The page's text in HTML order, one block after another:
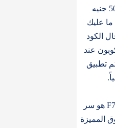
بحد أقصى 50 جنيه
عليك
الكود
عند
تطبيق
كوبون F777X هو سر
المميزة